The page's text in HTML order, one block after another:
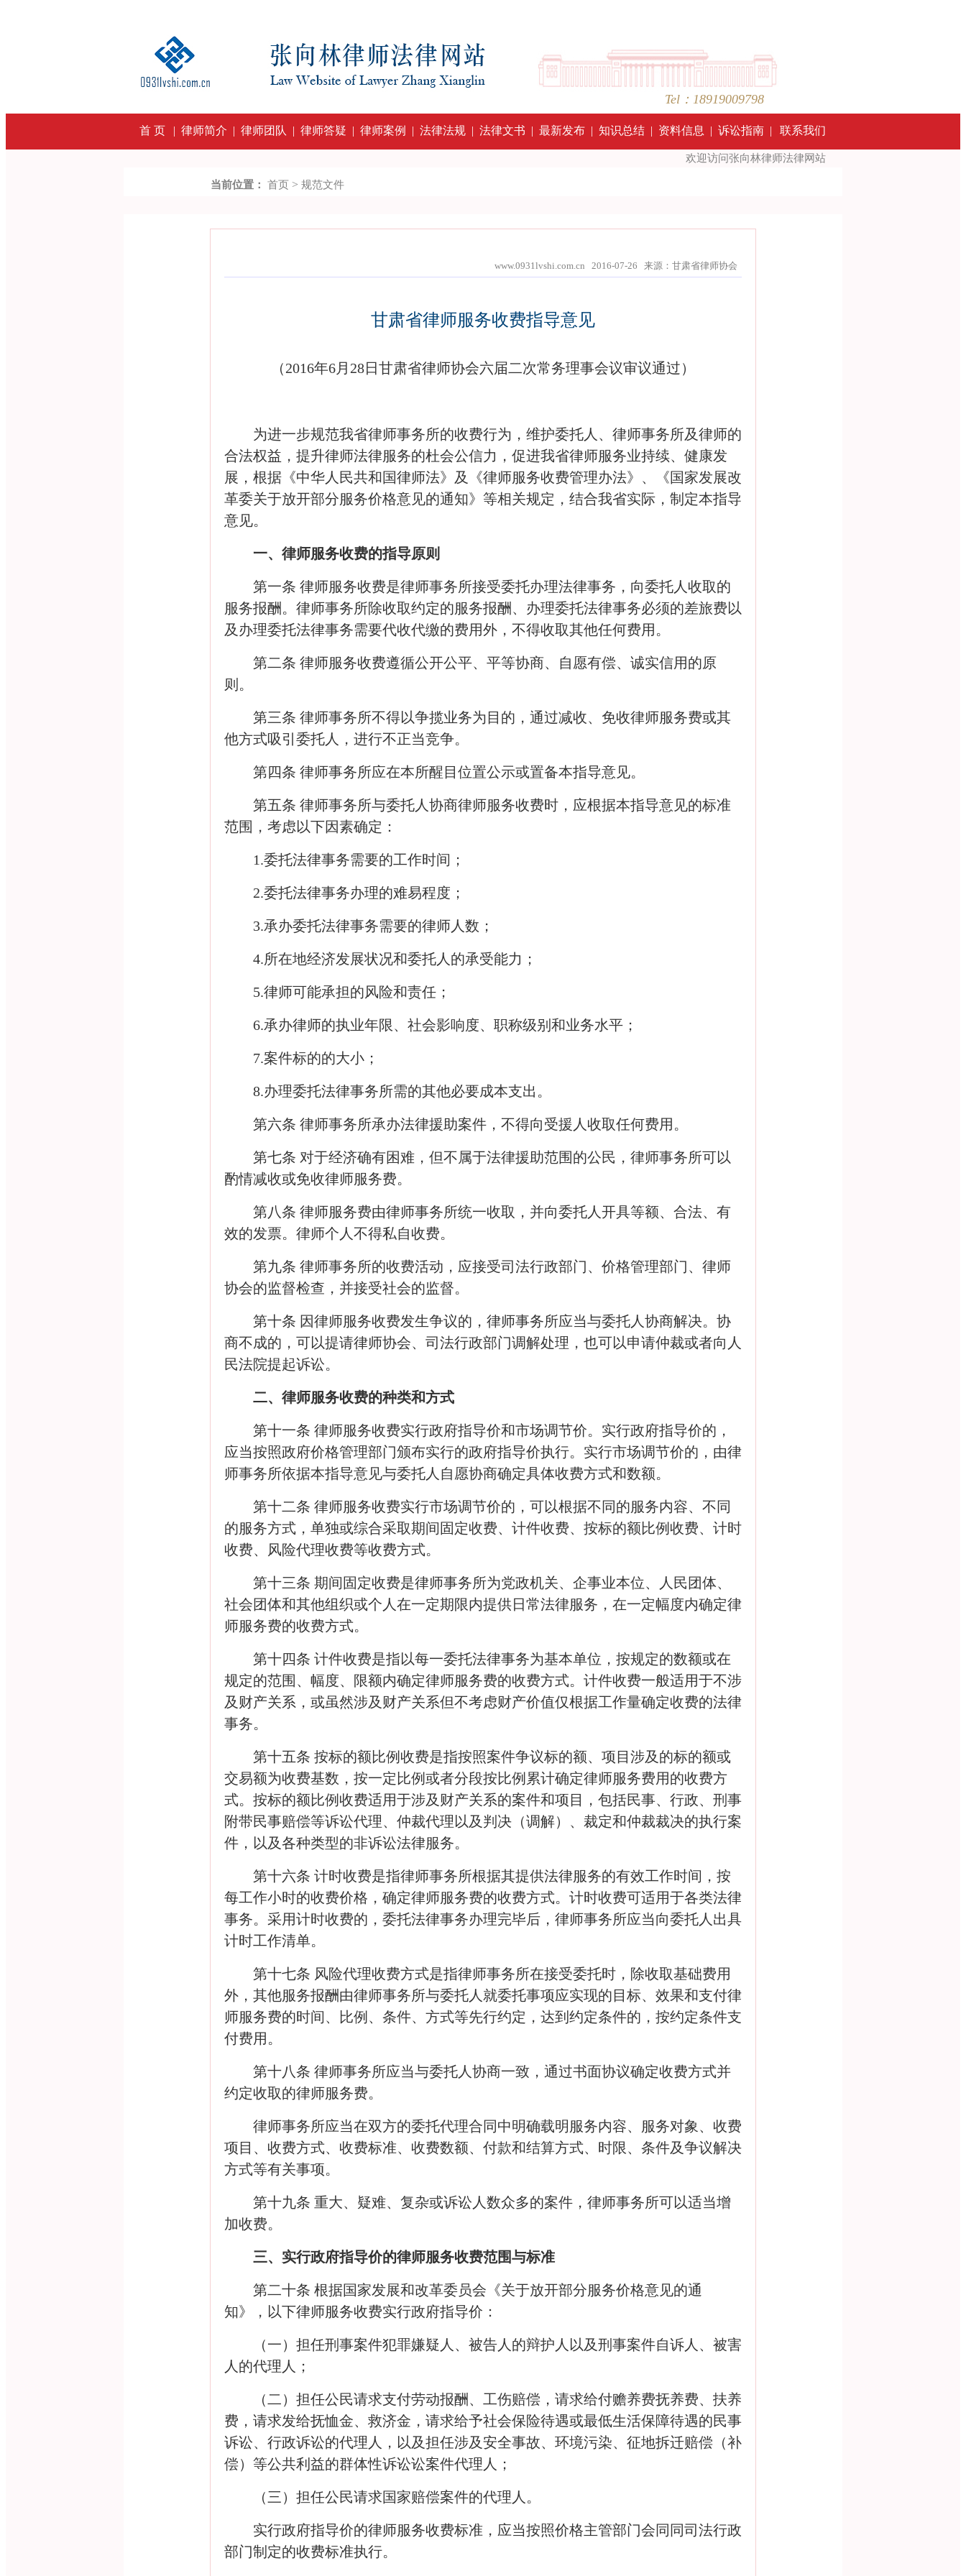
Tel：18919009798
首 页 | 律师简介 | 律师团队 | 律师答疑 | 律师案例 | 法律法规 | 法律文书 | 最新发布 | 知识总结 | 资料信息 | 诉讼指南 | 联系我们
欢迎访问张向林律师法律网站 ！Welcome to visit the Law
当前位置： 首页 > 规范文件
www.0931lvshi.com.cn 2016-07-26 来源：甘肃省律师协会
甘肃省律师服务收费指导意见
（2016年6月 28日甘肃省律师协会六届二次常务理事会议审议通过）
为进一步规范我省律师事务所的收费行为，维护委托人、律师事务所及律师的
合法权益，提升律师法律服务的杜会公信力，促进我省律师服务业持续、健康发
展，根据《中华人民共和国律师法》及《律师服务收费管理办法》、《国家发展改
革委关于放开部分服务价格意见的通知》等相关规定，结合我省实际，制定本指导
意见。
一、律师服务收费的指导原则
第一条 律师服务收费是律师事务所接受委托办理法律事务，向委托人收取的
服务报酬。律师事务所除收取约定的服务报酬、办理委托法律事务必须的差旅费以
及办理委托法律事务需要代收代缴的费用外，不得收取其他任何费用。
第二条 律师服务收费遵循公开公平、平等协商、自愿有偿、诚实信用的原
则。
第三条 律师事务所不得以争揽业务为目的，通过减收、免收律师服务费或其
他方式吸引委托人，进行不正当竞争。
第四条 律师事务所应在本所醒目位置公示或置备本指导意见。
第五条 律师事务所与委托人协商律师服务收费时，应根据本指导意见的标准
范围，考虑以下因素确定：
1.委托法律事务需要的工作时间；
2.委托法律事务办理的难易程度；
3.承办委托法律事务需要的律师人数；
4.所在地经济发展状况和委托人的承受能力；
5.律师可能承担的风险和责任；
6.承办律师的执业年限、社会影响度、职称级别和业务水平；
7.案件标的的大小；
8.办理委托法律事务所需的其他必要成本支出。
第六条 律师事务所承办法律援助案件，不得向受援人收取任何费用。
第七条 对于经济确有困难，但不属于法律援助范围的公民，律师事务所可以
酌情减收或免收律师服务费。
第八条 律师服务费由律师事务所统一收取，并向委托人开具等额、合法、有
效的发票。律师个人不得私自收费。
第九条 律师事务所的收费活动，应接受司法行政部门、价格管理部门、律师
协会的监督检查，并接受社会的监督。
第十条 因律师服务收费发生争议的，律师事务所应当与委托人协商解决。协
商不成的，可以提请律师协会、司法行政部门调解处理，也可以申请仲裁或者向人
民法院提起诉讼。
二、律师服务收费的种类和方式
第十一条 律师服务收费实行政府指导价和市场调节价。实行政府指导价的，
应当按照政府价格管理部门颁布实行的政府指导价执行。实行市场调节价的，由律
师事务所依据本指导意见与委托人自愿协商确定具体收费方式和数额。
第十二条 律师服务收费实行市场调节价的，可以根据不同的服务内容、不同
的服务方式，单独或综合采取期间固定收费、计件收费、按标的额比例收费、计时
收费、风险代理收费等收费方式。
第十三条 期间固定收费是律师事务所为党政机关、企事业本位、人民团体、
社会团体和其他组织或个人在一定期限内提供日常法律服务，在一定幅度内确定律
师服务费的收费方式。
第十四条 计件收费是指以每一委托法律事务为基本单位，按规定的数额或在
规定的范围、幅度、限额内确定律师服务费的收费方式。计件收费一般适用于不涉
及财产关系，或虽然涉及财产关系但不考虑财产价值仅根据工作量确定收费的法律
事务。
第十五条 按标的额比例收费是指按照案件争议标的额、项目涉及的标的额或
交易额为收费基数，按一定比例或者分段按比例累计确定律师服务费用的收费方
式。按标的额比例收费适用于涉及财产关系的案件和项目，包括民事、行政、刑事
附带民事赔偿等诉讼代理、仲裁代理以及判决（调解）、裁定和仲裁裁决的执行案
件，以及各种类型的非诉讼法律服务。
第十六条 计时收费是指律师事务所根据其提供法律服务的有效工作时间，按
每工作小时的收费价格，确定律师服务费的收费方式。计时收费可适用于各类法律
事务。采用计时收费的，委托法律事务办理完毕后，律师事务所应当向委托人出具
计时工作清单。
第十七条 风险代理收费方式是指律师事务所在接受委托时，除收取基础费用
外，其他服务报酬由律师事务所与委托人就委托事项应实现的目标、效果和支付律
师服务费的时间、比例、条件、方式等先行约定，达到约定条件的，按约定条件支
付费用。
第十八条 律师事务所应当与委托人协商一致，通过书面协议确定收费方式并
约定收取的律师服务费。
律师事务所应当在双方的委托代理合同中明确载明服务内容、服务对象、收费
项目、收费方式、收费标准、收费数额、付款和结算方式、时限、条件及争议解决
方式等有关事项。
第十九条 重大、疑难、复杂或诉讼人数众多的案件，律师事务所可以适当增
加收费。
三、实行政府指导价的律师服务收费范围与标准
第二十条 根据国家发展和改革委员会《关于放开部分服务价格意见的通
知》，以下律师服务收费实行政府指导价：
（一）担任刑事案件犯罪嫌疑人、被告人的辩护人以及刑事案件自诉人、被害
人的代理人；
（二）担任公民请求支付劳动报酬、工伤赔偿，请求给付赡养费抚养费、扶养
费，请求发给抚恤金、救济金，请求给予社会保险待遇或最低生活保障待遇的民事
诉讼、行政诉讼的代理人，以及担任涉及安全事故、环境污染、征地拆迁赔偿（补
偿）等公共利益的群体性诉讼讼案件代理人；
（三）担任公民请求国家赔偿案件的代理人。
实行政府指导价的律师服务收费标准，应当按照价格主管部门会同同司法行政
部门制定的收费标准执行。